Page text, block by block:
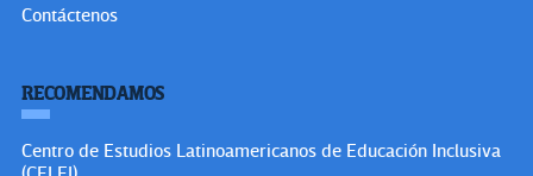
Contáctenos
RECOMENDAMOS
Centro de Estudios Latinoamericanos de Educación Inclusiva